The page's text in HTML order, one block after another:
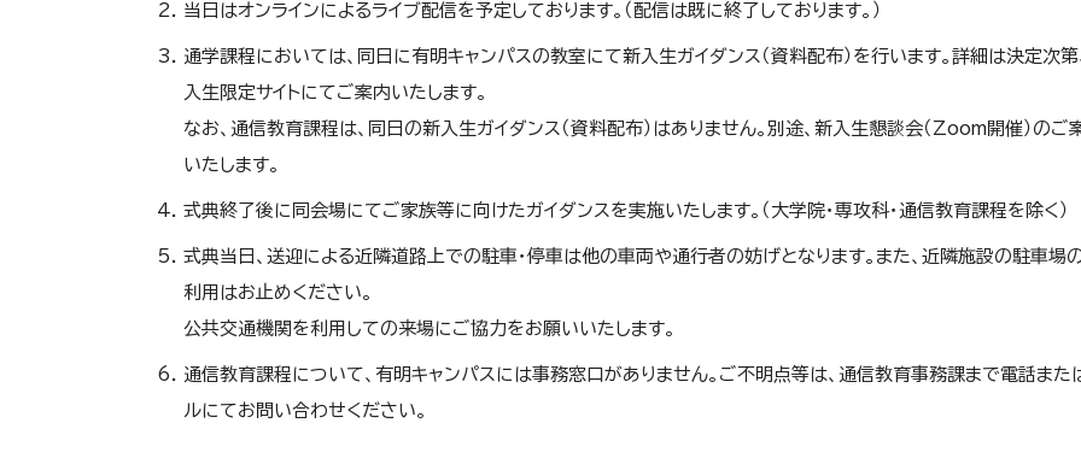
当日はオンラインによるライブ配信を予定しております。（配信は既に終了しております。）
通学課程においては、同日に有明キャンパスの教室にて新入生ガイダンス（資料配布）を行います。詳細は決定次第
入生限定サイトにてご案内いたします。
なお、通信教育課程は、同日の新入生ガイダンス（資料配布）はありません。別途、新入生懇談会（Zoom開催）のご
いたします。
式典終了後に同会場にてご家族等に向けたガイダンスを実施いたします。（大学院・専攻科・通信教育課程を除く）
式典当日、送迎による近隣道路上での駐車・停車は他の車両や通行者の妨げとなります。また、近隣施設の駐車場
利用はお止めください。
公共交通機関を利用しての来場にご協力をお願いいたします。
通信教育課程について、有明キャンパスには事務窓口がありません。ご不明点等は、通信教育事務課まで電話また
ルにてお問い合わせください。